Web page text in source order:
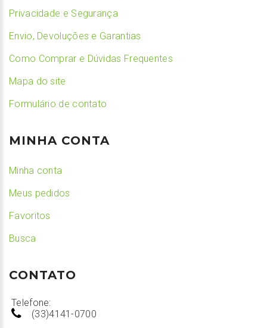
Privacidade e Segurança
Envio, Devoluções e Garantias
Como Comprar e Dúvidas Frequentes
Mapa do site
Formulário de contato
MINHA CONTA
Minha conta
Meus pedidos
Favoritos
Busca
CONTATO
Telefone:
(33)4141-0700